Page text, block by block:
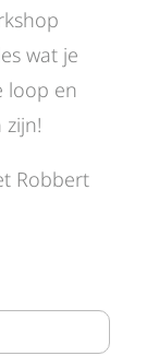
wat je
loop en
Robbert